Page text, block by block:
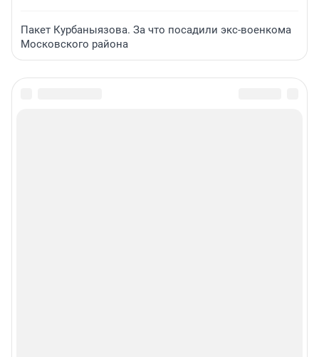
Пакет Курбаныязова. За что посадили экс-военкома
Московского района